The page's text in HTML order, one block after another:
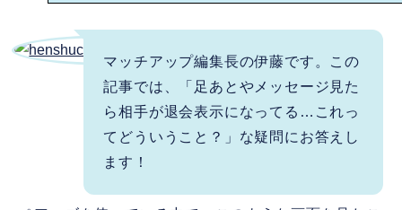
マッチアップ編集長の伊藤です。この
記事では、「足あとやメッセージ見た
ら相手が退会表示になってる…これっ
てどういうこと？」な疑問にお答えし
ます！